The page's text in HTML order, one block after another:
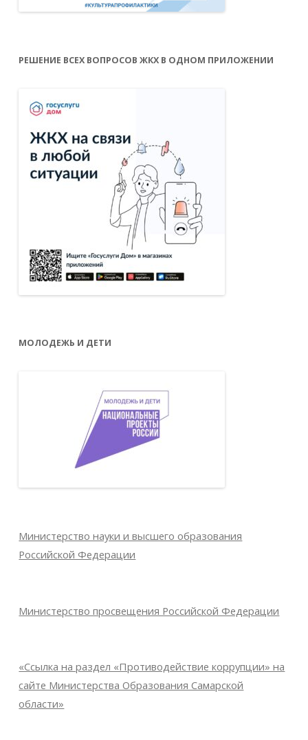
РЕШЕНИЕ ВСЕХ ВОПРОСОВ ЖКХ В ОДНОМ ПРИЛОЖЕНИИ
МОЛОДЕЖЬ И ДЕТИ
Министерство науки и высшего образования
Российской Федерации
Министерство просвещения Российской Федерации
«Ссылка на раздел «Противодействие коррупции» на
сайте Министерства Образования Самарской
области»